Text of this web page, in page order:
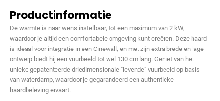
Productinformatie
De warmte is naar wens instelbaar, tot een maximum van 2 kW,
waardoor je altijd een comfortabele omgeving kunt creëren. Deze haard
is ideaal voor integratie in een Cinewall, en met zijn extra brede en lage
ontwerp biedt hij een vuurbeeld tot wel 130 cm lang. Geniet van het
unieke gepatenteerde driedimensionale "levende" vuurbeeld op basis
van waterdamp, waardoor je gegarandeerd een authentieke
haardbeleving ervaart.